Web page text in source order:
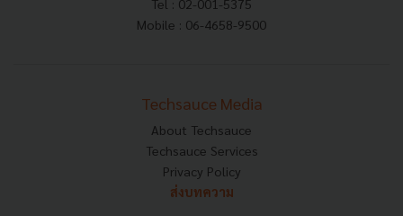
Tel : 02-001-5375
Mobile : 06-4658-9500
Techsauce Media
About Techsauce
Techsauce Services
Privacy Policy
ส่งบทความ